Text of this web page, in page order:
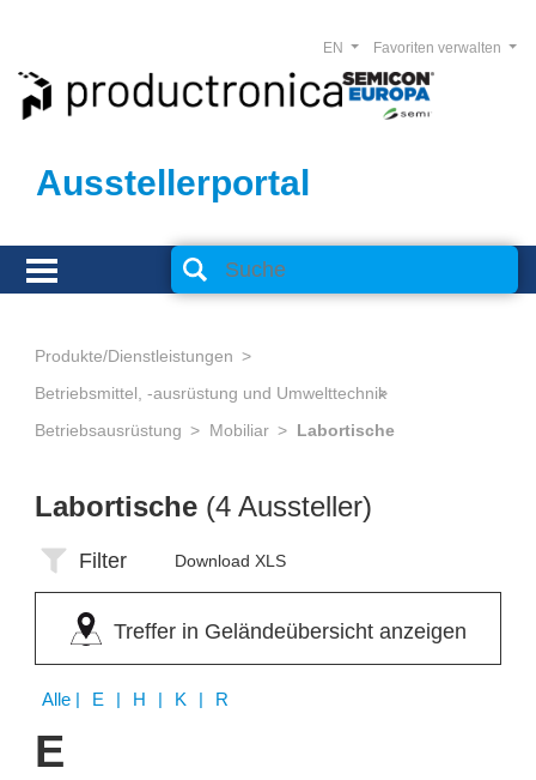
Ausstellerportal
Favoriten verwalten
EN
Produkte/Dienstleistungen
Betriebsmittel, -ausrüstung und Umwelttechnik
Betriebsausrüstung
Mobiliar Labortische
Labortische (4 Aussteller)
Filter Download XLS
Treffer in Geländeübersicht anzeigen
Alle | E | H | K | R
E